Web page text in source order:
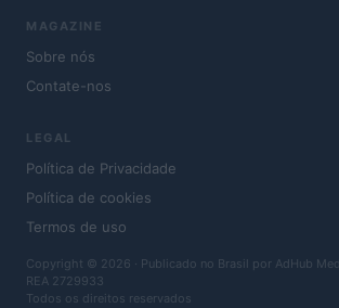
MAGAZINE
Sobre nós
Contate-nos
LEGAL
Política de Privacidade
Política de cookies
Termos de uso
Copyright © 2026 · Publicado no Brasil por AdHub
REA 2729933
Todos os direitos reservados